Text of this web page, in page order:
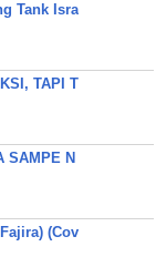
Tank Isra
TAPI T
SAMPE N
(Cov